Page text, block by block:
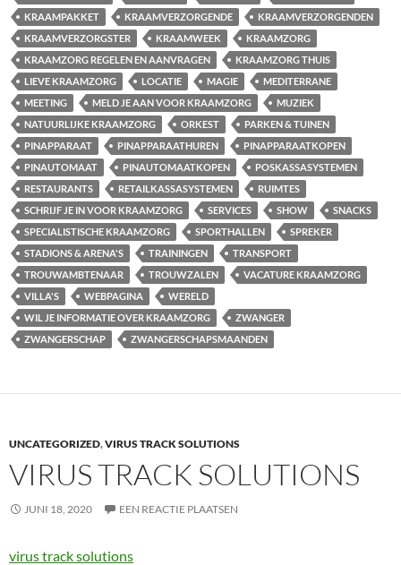
KRAAMPAKKET
KRAAMVERZORGENDE
KRAAMVERZORGENDEN
KRAAMVERZORGSTER
KRAAMWEEK
KRAAMZORG
KRAAMZORG REGELEN EN AANVRAGEN
KRAAMZORG THUIS
LIEVE KRAAMZORG
LOCATIE MAGIE
MEDITERRANE
MEETING
MELD JE AAN VOOR KRAAMZORG
MUZIEK
NATUURLIJKE KRAAMZORG
ORKEST
PARKEN & TUINEN
PINAPPARAAT
PINAPPARAATHUREN
PINAPPARAATKOPEN
PINAUTOMAAT
PINAUTOMAATKOPEN
POSKASSASYSTEMEN
RESTAURANTS
RETAILKASSASYSTEMEN
RUIMTES
SCHRIJF JE IN VOOR KRAAMZORG
SERVICES SHOW
SNACKS
SPECIALISTISCHE KRAAMZORG
SPORTHALLEN
SPREKER
STADIONS & ARENA'S
TRAININGEN
TRANSPORT
TROUWAMBTENAAR
TROUWZALEN
VACATURE KRAAMZORG
VILLA'S
WEBPAGINA
WERELD
WIL JE INFORMATIE OVER KRAAMZORG
ZWANGER
ZWANGERSCHAP
ZWANGERSCHAPSMAANDEN
UNCATEGORIZED,VIRUS TRACK SOLUTIONS
VIRUS TRACK SOLUTIONS
JUNI 18, 2020 EEN REACTIE PLAATSEN
virus track solutions